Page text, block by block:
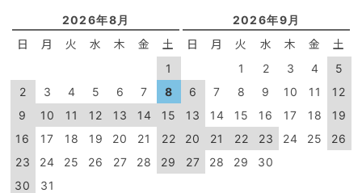
2026年8月
日 月 火 水 木 金 土
1
2
3 4 5 6 7
8
9
10 11 12 13 14
15
16
17 18 19 20 21
22
23
24 25 26 27 28
29
30
31
2026年9月
日 月 火 水 木 金 土
1 2 3 4
5
6
7 8 9 10 11
12
13
14 15 16 17 18
19
20
21 22 23 24 25
26
27
28 29 30